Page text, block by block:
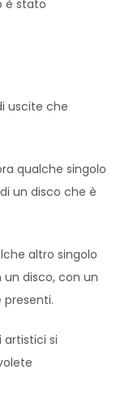
è stato
che
qualche singolo
un disco che è
altro singolo
disco, con un
si